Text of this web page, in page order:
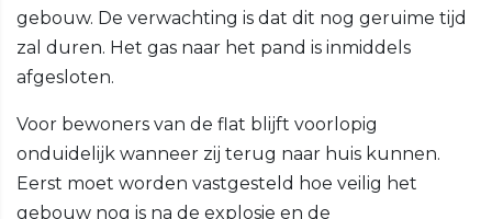
gebouw. De verwachting is dat dit nog geruime tijd
zal duren. Het gas naar het pand is inmiddels
afgesloten.
Voor bewoners van de flat blijft voorlopig
onduidelijk wanneer zij terug naar huis kunnen.
Eerst moet worden vastgesteld hoe veilig het
gebouw nog is na de explosie en de